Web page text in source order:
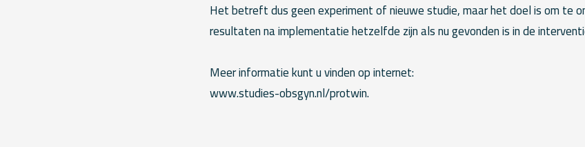
Het betreft dus geen experiment of nieuwe studie, maar het doel is om te
resultaten na implementatie hetzelfde zijn als nu gevonden is in de
Meer informatie kunt u vinden op internet:
www.studies-obsgyn.nl/protwin.